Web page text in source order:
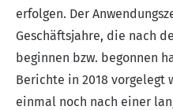
erfolgen. Der
Geschäftsjahre, die nach
beginnen bzw. begonnen
Berichte in 2018 vorgelegt
einmal noch nach einer